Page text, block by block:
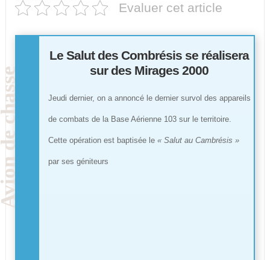
Evaluer cet article
Le Salut des Combrésis se réalisera
sur des Mirages 2000
Jeudi dernier, on a annoncé le dernier survol des appareils
de combats de la Base Aérienne 103 sur le territoire.
Cette opération est baptisée le « Salut au Cambrésis »
par ses géniteurs